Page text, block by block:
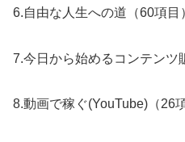
6.自由な人生への道（60項目
7.今日から始めるコンテンツ
8.動画で稼ぐ(YouTube)（26項